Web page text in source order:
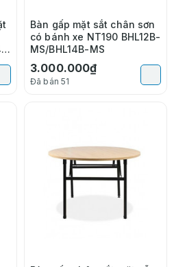
Bàn gấp mặt sắt chân sơn
có bánh xe NT190 BHL12B-
MS/BHL14B-MS
3.000.000₫
Đã bán 51